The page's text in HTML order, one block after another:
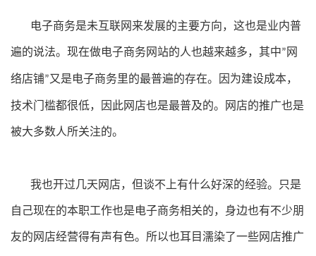
电子商务是未互联网来发展的主要方向，这也是业内普
遍的说法。现在做电子商务网站的人也越来越多，其中” 网
络店铺”又是电子商务里的最普遍的存在。因为建设成本，
技术门槛都很低，因此网店也是最普及的。网店的推广也是
被大多数人所关注的。
我也开过几天网店，但谈不上有什么好深的经验。只是
自己现在的本职工作也是电子商务相关的，身边也有不少朋
友的网店经营得有声有色。所以也耳目濡染了一些网店推广